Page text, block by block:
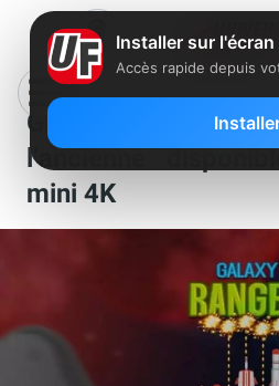
Galaxy Ranger :
l’ancienne
mini 4K
Installer sur
Accès rapide depuis